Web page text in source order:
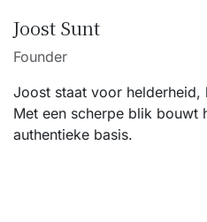
Joost Sunt
Founder
Joost staat voor helderheid,
Met een scherpe blik bouwt
authentieke basis.